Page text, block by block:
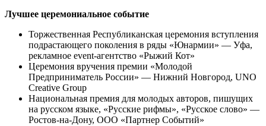
Лучшее церемониальное событие
Торжественная Республиканская церемония вступления
подрастающего поколения в ряды «Юнармии» — Уфа,
рекламное event-агентство «Рыжий Кот»
Церемония вручения премии «Молодой
Предприниматель России» — Нижний Новгород, UNO
Creative Group
Национальная премия для молодых авторов, пишущих
на русском языке, «Русские рифмы», «Русское слово» —
Ростов-на-Дону, ООО «Партнер Событий»